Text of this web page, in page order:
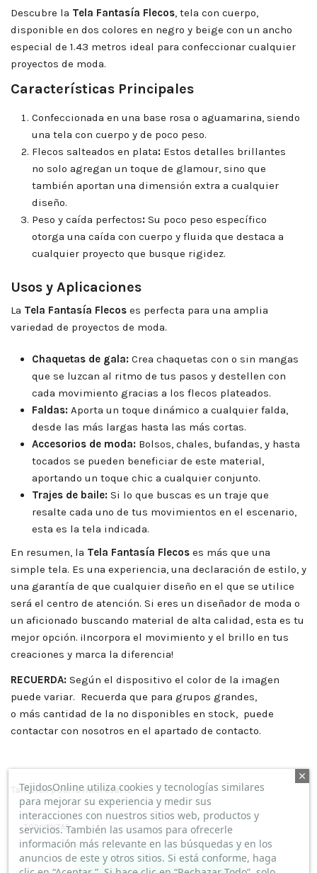
Descubre la Tela Fantasía Flecos, tela con cuerpo,
disponible en dos colores en negro y beige con un ancho
especial de 1.43 metros ideal para confeccionar cualquier
proyectos de moda.
Características Principales
Confeccionada en una base rosa o aguamarina, siendo
una tela con cuerpo y de poco peso.
Flecos salteados en plata: Estos detalles brillantes
no solo agregan un toque de glamour, sino que
también aportan una dimensión extra a cualquier
diseño.
Peso y caída perfectos: Su poco peso específico
otorga una caída con cuerpo y fluida que destaca a
cualquier proyecto que busque rigidez.
Usos y Aplicaciones
La Tela Fantasía Flecos es perfecta para una amplia
variedad de proyectos de moda.
Chaquetas de gala: Crea chaquetas con o sin mangas
que se luzcan al ritmo de tus pasos y destellen con
cada movimiento gracias a los flecos plateados.
Faldas: Aporta un toque dinámico a cualquier falda,
desde las más largas hasta las más cortas.
Accesorios de moda: Bolsos, chales, bufandas, y hasta
tocados se pueden beneficiar de este material,
aportando un toque chic a cualquier conjunto.
Trajes de baile: Si lo que buscas es un traje que
resalte cada uno de tus movimientos en el escenario,
esta es la tela indicada.
En resumen, la Tela Fantasía Flecos es más que una
simple tela. Es una experiencia, una declaración de estilo, y
una garantía de que cualquier diseño en el que se utilice
será el centro de atención. Si eres un diseñador de moda o
un aficionado buscando material de alta calidad, esta es tu
mejor opción. ¡Incorpora el movimiento y el brillo en tus
creaciones y marca la diferencia!
RECUERDA: Según el dispositivo el color de la imagen
puede variar. Recuerda que para grupos grandes,
o más cantidad de la no disponibles en stock, puede
contactar con nosotros en el apartado de contacto.
También podría interesarle
TOP VENTAS
TejidosOnline utiliza cookies y tecnologías similares
para mejorar su experiencia y medir sus
interacciones con nuestros sitios web, productos y
servicios. También las usamos para ofrecerle
información más relevante en las búsquedas y en los
anuncios de este y otros sitios. Si está conforme, haga